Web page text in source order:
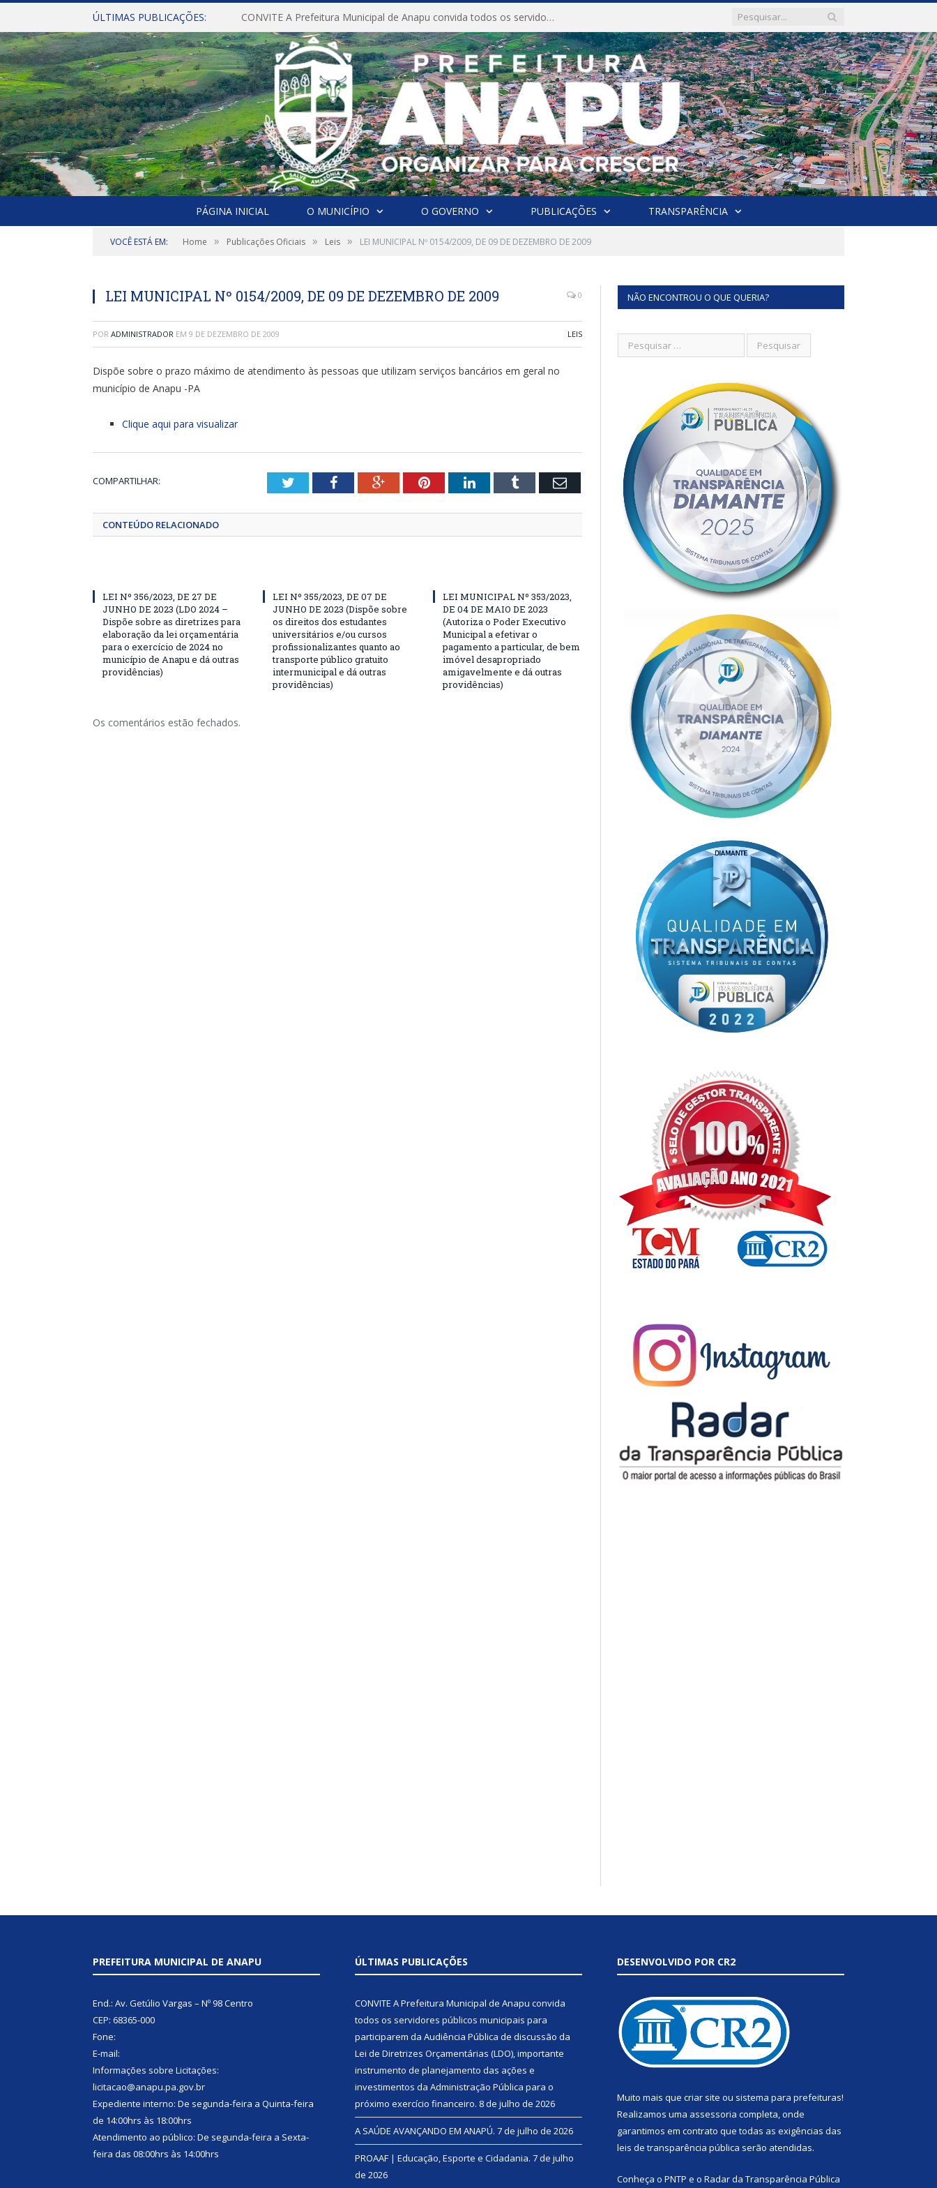
ÚLTIMAS PUBLICAÇÕES: CONVITE A Prefeitura Municipal de Anapu convida todos os servidores públicos municipais para participarem da Audiência Pública de discussão da Lei de Diretrizes Orçamentárias (LDO), importante instrumento de planejamento das ações e investimentos da Administração Pública para o próximo exercício financeiro.
PÁGINA INICIAL O MUNICÍPIO O GOVERNO PUBLICAÇÕES TRANSPARÊNCIA
VOCÊ ESTÁ EM: Home » Publicações Oficiais » Leis » LEI MUNICIPAL Nº 0154/2009, DE 09 DE DEZEMBRO DE 2009
LEI MUNICIPAL Nº 0154/2009, DE 09 DE DEZEMBRO DE 2009 0
POR ADMINISTRADOR EM 9 DE DEZEMBRO DE 2009 LEIS
Dispõe sobre o prazo máximo de atendimento às pessoas que utilizam serviços bancários em geral no
município de Anapu -PA
Clique aqui para visualizar
COMPARTILHAR: TwitterFacebookGoogle+PinterestLinkedInTumblr Email
CONTEÚDO RELACIONADO
LEI Nº 356/2023, DE 27 DE
JUNHO DE 2023 (LDO 2024 –
Dispõe sobre as diretrizes para
elaboração da lei orçamentária
para o exercício de 2024 no
município de Anapu e dá outras
providências)
LEI Nº 355/2023, DE 07 DE
JUNHO DE 2023 (Dispõe sobre
os direitos dos estudantes
universitários e/ou cursos
profissionalizantes quanto ao
transporte público gratuito
intermunicipal e dá outras
providências)
LEI MUNICIPAL Nº 353/2023,
DE 04 DE MAIO DE 2023
(Autoriza o Poder Executivo
Municipal a efetivar o
pagamento a particular, de bem
imóvel desapropriado
amigavelmente e dá outras
providências)
Os comentários estão fechados.
NÃO ENCONTROU O QUE QUERIA?
PREFEITURA MUNICIPAL DE ANAPU
End.: Av. Getúlio Vargas – Nº 98 Centro
CEP: 68365-000
Fone:
E-mail:
Informações sobre Licitações:
licitacao@anapu.pa.gov.br
Expediente interno: De segunda-feira a Quinta-feira
de 14:00hrs às 18:00hrs
Atendimento ao público: De segunda-feira a Sexta-
feira das 08:00hrs às 14:00hrs
ÚLTIMAS PUBLICAÇÕES
CONVITE A Prefeitura Municipal de Anapu convida
todos os servidores públicos municipais para
participarem da Audiência Pública de discussão da
Lei de Diretrizes Orçamentárias (LDO), importante
instrumento de planejamento das ações e
investimentos da Administração Pública para o
próximo exercício financeiro. 8 de julho de 2026
A SAÚDE AVANÇANDO EM ANAPÚ. 7 de julho de 2026
PROAAF | Educação, Esporte e Cidadania. 7 de julho
de 2026
DESENVOLVIDO POR CR2
Muito mais que criar site ou sistema para prefeituras!
Realizamos uma assessoria completa, onde
garantimos em contrato que todas as exigências das
leis de transparência pública serão atendidas.
Conheça o PNTP e o Radar da Transparência Pública